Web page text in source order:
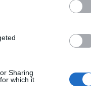
Sharing
which it